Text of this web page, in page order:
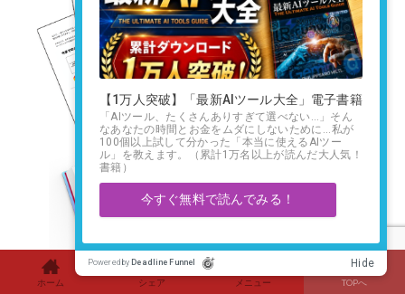
ホーム シェア メニュー TOPへ